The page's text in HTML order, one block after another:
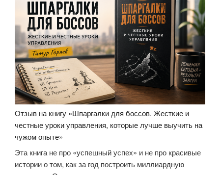
Отзыв на книгу «Шпаргалки для боссов. Жесткие и
честные уроки управления, которые лучше выучить на
чужом опыте»
Эта книга не про «успешный успех» и не про красивые
истории о том, как за год построить миллиардную